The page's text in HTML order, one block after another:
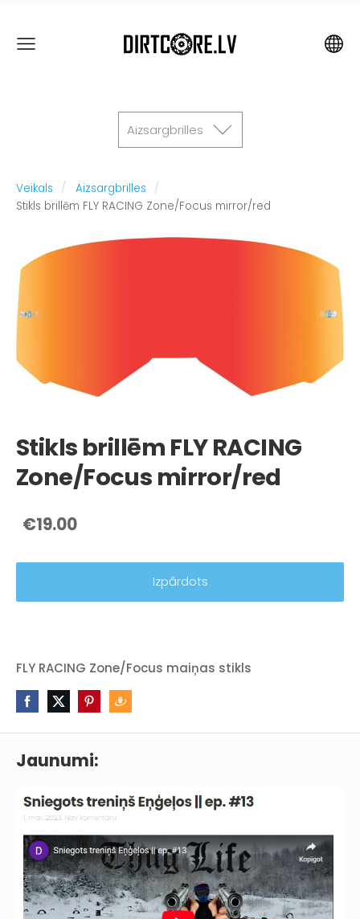
Aizsargbrilles
Jaunumi:
Veikals
Aizsargbrilles
Stikls brillēm FLY RACING Zone/Focus mirror/red
Stikls brillēm FLY RACING
Zone/Focus mirror/red
€19.00
Izpārdots
FLY RACING Zone/Focus maiņas stikls